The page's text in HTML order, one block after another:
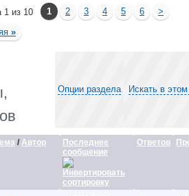
1 из 10 1 2 3 4 5 6
>
»
Опции раздела Искать в
/ Автор
Последнее
сообщение
Ответов